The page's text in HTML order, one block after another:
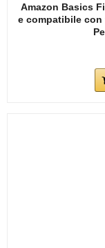
Amazon Basics
e compatibile con